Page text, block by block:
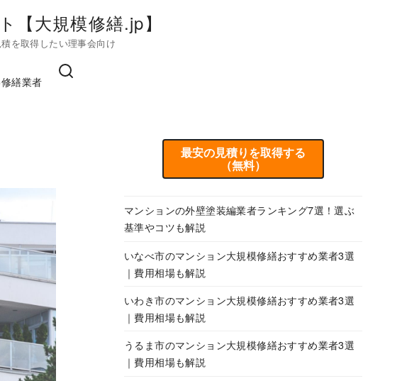
【大規模修繕.jp】
を取得したい理事会向け
繕業者
最安の見積りを取得する
（無料）
マンションの外壁塗装編業者ランキング7選！選ぶ
基準やコツも解説
いなべ市のマンション大規模修繕おすすめ業者3選
｜費用相場も解説
いわき市のマンション大規模修繕おすすめ業者3選
｜費用相場も解説
うるま市のマンション大規模修繕おすすめ業者3選
｜費用相場も解説